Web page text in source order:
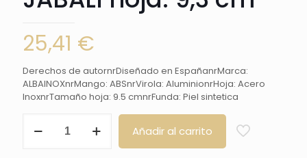
25,41 €
Derechos de autornrDiseñado en EspañanrMarca:
ALBAINOXnrMango: ABSnrVirola: AluminionrHoja: Acero
InoxnrTamaño hoja: 9.5 cmnrFunda: Piel sintetica
Albainox
Añadir al carrito